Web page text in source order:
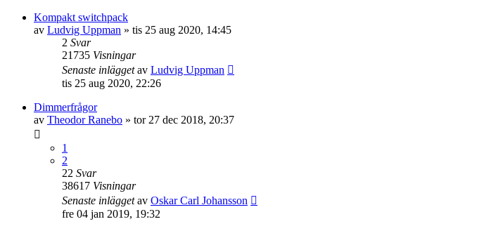
Kompakt switchpack
av Ludvig Uppman » tis 25 aug 2020, 14:45
2 Svar
21735 Visningar
Senaste inläggetav Ludvig Uppman
tis 25 aug 2020, 22:26
Dimmerfrågor
av Theodor Ranebo » tor 27 dec 2018, 20:37
1
2
22 Svar
38617 Visningar
Senaste inläggetav Oskar Carl Johansson
fre 04 jan 2019, 19:32